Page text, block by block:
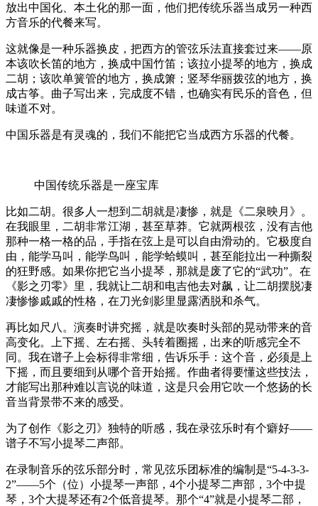
放出中国化、本土化的那一面，他们把传统乐器当成另一种西
方音乐的代餐来写。
这就像是一种乐器换皮，把西方的管弦乐法直接套过来——原
本该吹长笛的地方，换成中国竹笛；该拉小提琴的地方，换成
二胡；该吹单簧管的地方，换成箫；竖琴华丽拨弦的地方，换
成古筝。曲子写出来，完成度不错，也确实有民乐的音色，但
味道不对。
中国乐器是有灵魂的，我们不能把它当成西方乐器的代餐。
中国传统乐器是一座宝库
比如二胡。很多人一想到二胡就是凄惨，就是《二泉映月》。
在我眼里，二胡非常江湖，甚至草莽。它就两根弦，没有吉他
那种一格一格的品，手指在弦上是可以自由滑动的。它极度自
由，能学马叫，能学鸟叫，能学蛤蟆叫，甚至能拉出一种撕裂
的狂野感。如果你把它当小提琴，那就是废了它的“武功”。在
《影之刃零》里，我就让二胡和电吉他去对飙，让二胡摆脱凄
凄惨惨戚戚的性格，在刀光剑影里显露洒脱和杀气。
再比如尺八。演奏时讲究摇，就是吹奏时头部的晃动带来的音
高变化。上下摇、左右摇、头转着圈摇，出来的听感完全不
同。我在谱子上会标得非常细，告诉乐手：这个音，必须是上
下摇，而且要细到从哪个音开始摇。作曲者得要懂这些技法，
才能写出那种难以言说的味道，这是只会用它吹一个悠扬的长
音当背景带不来的感受。
为了创作《影之刃》独特的听感，我在录弦乐时有个癖好——
谱子不写小提琴二声部。
在录制音乐的弦乐部分时，常见弦乐团标准的编制是“5-4-3-3-
2”——5个（位）小提琴一声部，4个小提琴二声部，3个中提
琴，3个大提琴还有2个低音提琴。那个“4”就是小提琴二部，